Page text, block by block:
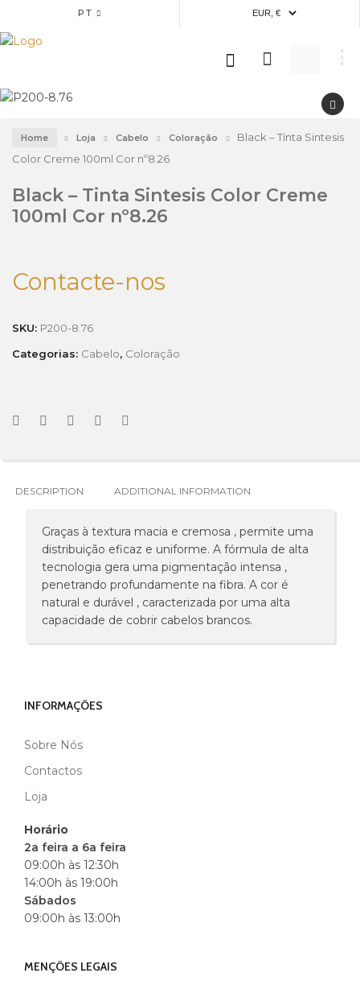
PT
Home Loja Cabelo Coloração
Black – Tinta Sintesis
Color Creme 100ml Cor nº8.26
Black – Tinta Sintesis Color Creme
100ml Cor nº8.26
Contacte-nos
SKU: P200-8.76
Categorias: Cabelo, Coloração
DESCRIPTION ADDITIONAL INFORMATION
Graças à textura macia e cremosa , permite uma
distribuição eficaz e uniforme. A fórmula de alta
tecnologia gera uma pigmentação intensa ,
penetrando profundamente na fibra. A cor é
natural e durável , caracterizada por uma alta
capacidade de cobrir cabelos brancos.
MARCA
INFORMAÇÕES
Sobre Nós
Contactos
Loja
Horário
2a feira a 6a feira
09:00h às 12:30h
14:00h às 19:00h
Sábados
09:00h às 13:00h
MENÇÕES LEGAIS